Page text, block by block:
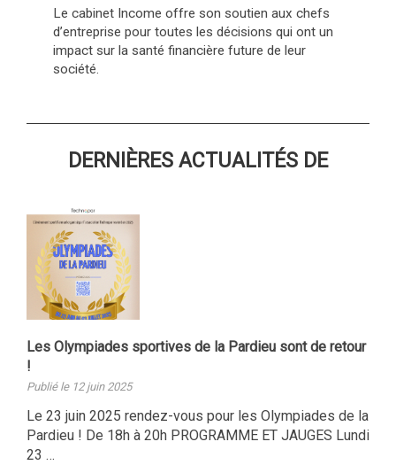
Le cabinet Income offre son soutien aux chefs
d’entreprise pour toutes les décisions qui ont un
impact sur la santé financière future de leur
société.
DERNIÈRES ACTUALITÉS DE
Les Olympiades sportives de la Pardieu sont de retour
!
Publié le 12 juin 2025
Le 23 juin 2025 rendez-vous pour les Olympiades de la
Pardieu ! De 18h à 20h PROGRAMME ET JAUGES Lundi
23 …